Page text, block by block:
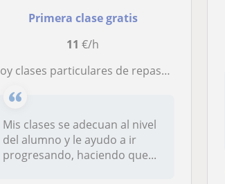
Primera clase gratis
11 €/h
Doy clases particulares de repaso tanto de primaria como de 1o y 2o de Secundaria tanto online como presencial en Valencia capital
Mis clases se adecuan al nivel
del alumno y le ayudo a ir
progresando, haciendo que...